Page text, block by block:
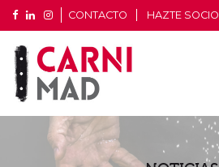
CONTACTO HAZTE SOCIO